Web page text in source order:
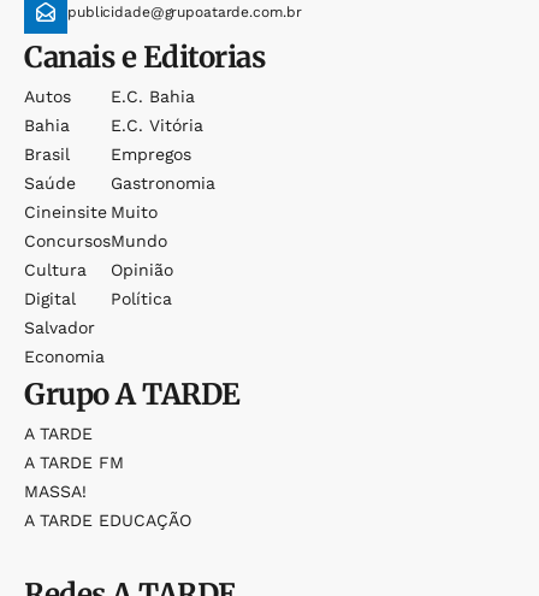
publicidade@grupoatarde.com.br
Canais e Editorias
Autos
Bahia
Brasil
Saúde
Cineinsite
Concursos
Cultura
Digital
Salvador
Economia
E.c. Bahia
E.c. Vitória
Empregos
Gastronomia
Muito
Mundo
Opinião
Política
GrupoA TARDE
A TARDE
A TARDE FM
MASSA!
A TARDE EDUCAÇÃO